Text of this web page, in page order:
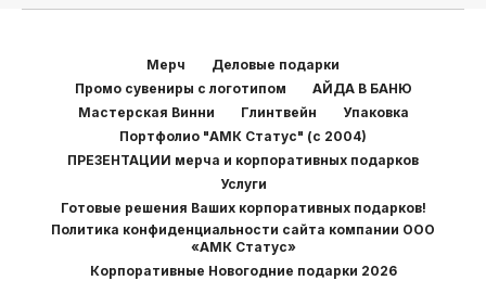
Мерч
Деловые подарки
Промо сувениры с логотипом
АЙДА В БАНЮ
Мастерская Винни
Глинтвейн
Упаковка
Портфолио "АМК Статус" (с 2004)
ПРЕЗЕНТАЦИИ мерча и корпоративных подарков
Услуги
Готовые решения Ваших корпоративных подарков!
Политика конфиденциальности сайта компании ООО
«АМК Статус»
Корпоративные Новогодние подарки 2026